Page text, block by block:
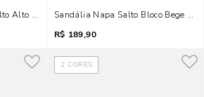
Alto Marrom Bico Redondo
Sandália Napa Salto Bloco Bege
R$ 189,90
2 CORES